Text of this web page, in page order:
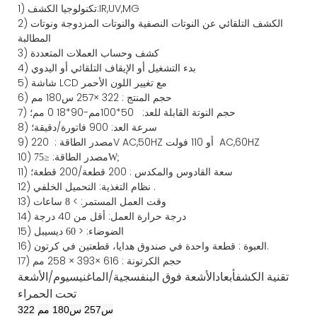
1) تكنولوجيا الكشف:IR,UV,MG
2) الكشف التلقائي عن النوتات النصفية والنوتات المزدوجة ونوتات
المطالبة
3) كشف وحساب العملات المتعددة
4) بدء التشغيل أو الإيقاف التلقائي أو اليدوي
5) شاشة LCD مع تغيير اللون الأحمر
6) حجم المنتج :
322
×
257 س180 مم
7)
حجم النوتة القابلة للعد: 50*100مم-90*18 0 مم؛
8)
سرعة العد: 900
فاتورة/دقيقة؛
9)
مصدر الطاقة : 220V AC,50HZ أو 110 فولت
AC,60HZ
10) مصدر الطاقة: ≤ 75W;
11) سعة القادوس والمكدس :
200 قطعة/200 قطعة؛
12)
نظام التغذية: التحميل الخلفي
.
13) وقت العمل المستمر: > 8 ساعات
14) درجة حرارة العمل: أقل من 40 درجة
15) الضوضاء: < 60 ديسيبل
16) العبوة :
قطعة واحدة في صندوق هدايا، قطعتين في كرتون.
17)
حجم الكرتونة :
616
×
393
× 2
58 مم
تقنية الكشفأبعادالأشعة فوق البنفسجية/الماغنيسيوم/الأشعة
تحت الحمراء
322 س257 س180 مم